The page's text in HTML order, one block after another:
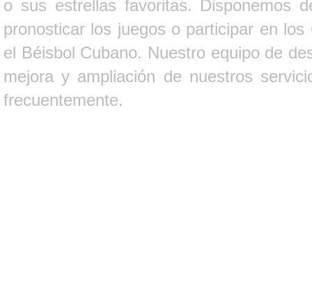
o sus estrellas favoritas. Disponemos
pronosticar los juegos o participar en
el Béisbol Cubano. Nuestro equipo de
mejora y ampliación de nuestros
frecuentemente.